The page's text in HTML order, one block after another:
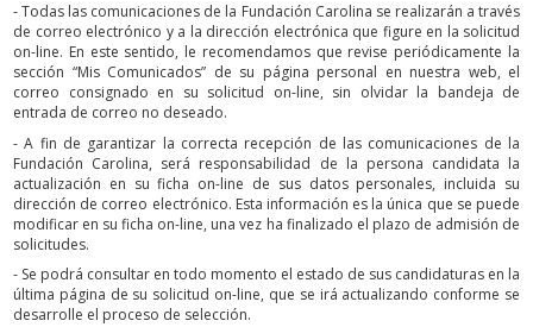
- Todas las comunicaciones de la Fundación Carolina se realizarán a través
de correo electrónico y a la dirección electrónica que figure en la solicitud
on-line. En este sentido, le recomendamos que revise periódicamente la
sección “Mis Comunicados” de su página personal en nuestra web, el
correo consignado en su solicitud on-line, sin olvidar la bandeja de
entrada de correo no deseado.
- A fin de garantizar la correcta recepción de las comunicaciones de la
Fundación Carolina, será responsabilidad de la persona candidata la
actualización en su ficha on-line de sus datos personales, incluida su
dirección de correo electrónico. Esta información es la única que se puede
modificar en su ficha on-line, una vez ha finalizado el plazo de admisión de
solicitudes.
- Se podrá consultar en todo momento el estado de sus candidaturas en la
última página de su solicitud on-line, que se irá actualizando conforme se
desarrolle el proceso de selección.